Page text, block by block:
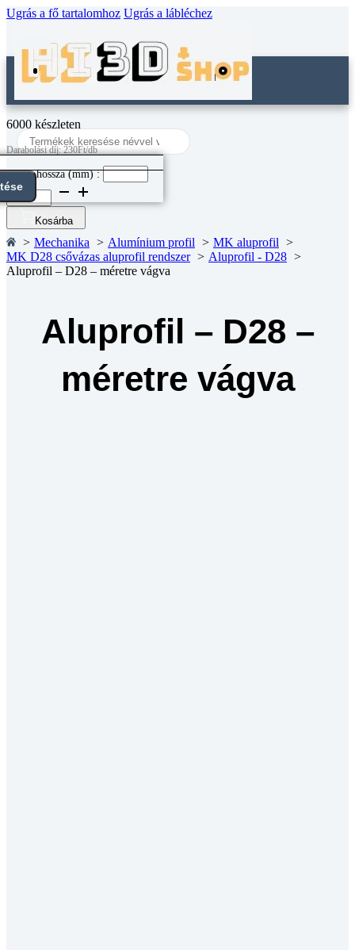
Ugrás a fő tartalomhoz Ugrás a lábléchez
Search
...
6000 készleten
Darabolási díj: 230Ft/db
Darab hossza (mm) :
Aluprofil
-
-
méretre
vágva
mennyiség
Kosárba
Mechanika Alumínium profil
MK aluprofil
MK D28 csővázas aluprofil rendszer
Aluprofil - D28
Aluprofil – D28 – méretre vágva
Aluprofil – D28 –
méretre vágva